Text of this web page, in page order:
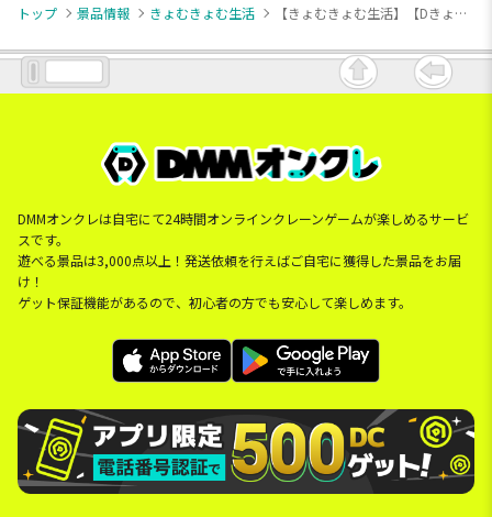
トップ
景品情報 きょむきょむ生活 【きょむきょむ生活】【Dきょむきょむしょくパン】きょむきょむ生活 ボールチェーン付きぬいぐるみ
DMMオンクレは自宅にて24時間オンラインクレーンゲームが楽しめるサービ
スです。
遊べる景品は3,000点以上！発送依頼を行えばご自宅に獲得した景品をお届
け！
ゲット保証機能があるので、初心者の方でも安心して楽しめます。